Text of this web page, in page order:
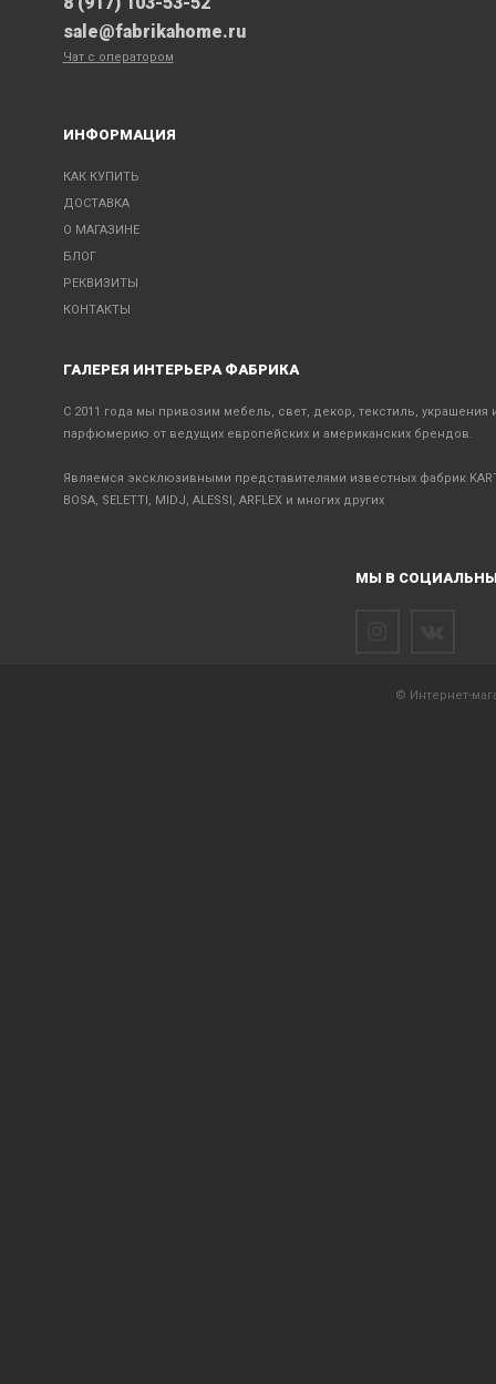
sale@fabrikahome.ru
Чат с оператором
ИНФОРМАЦИЯ
КАК КУПИТЬ
ДОСТАВКА
О МАГАЗИНЕ
БЛОГ
РЕКВИЗИТЫ
КОНТАКТЫ
ГАЛЕРЕЯ ИНТЕРЬЕРА ФАБРИКА
С 2011 года мы привозим мебель, свет, декор, текстиль, украшения
парфюмерию от ведущих европейских и американских брендов.
Являемся эксклюзивными представителями известных фабрик
BOSA, SELETTI, MIDJ, ALESSI, ARFLEX и многих других
МЫ В
© Интернет-